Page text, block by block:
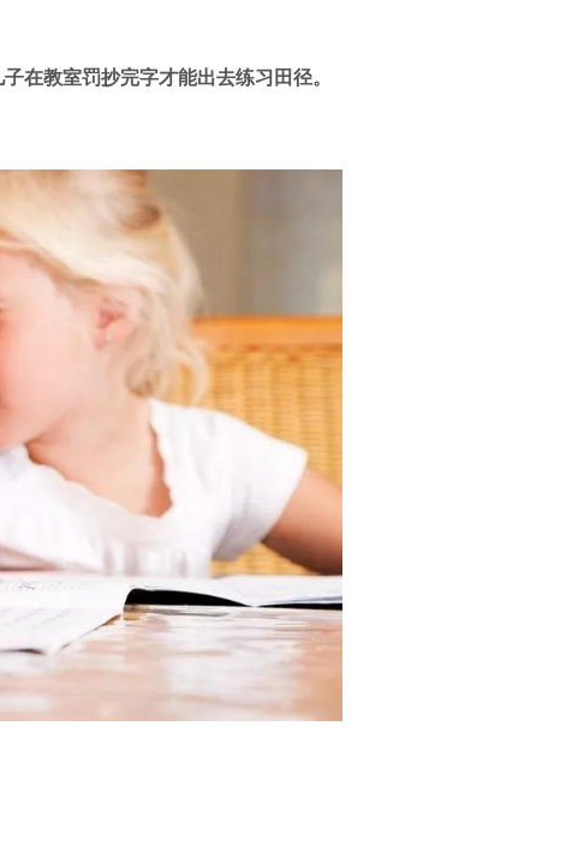
在教室罚抄完字才能出去练习田径。